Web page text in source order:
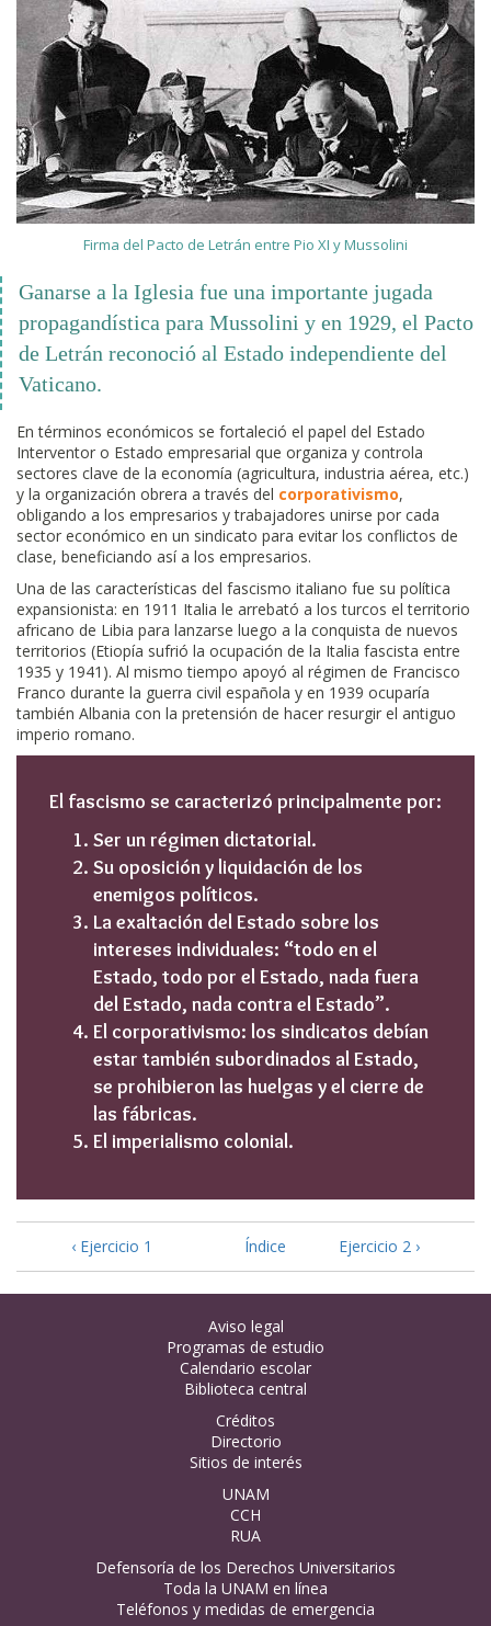
Firma del Pacto de Letrán entre Pio XI y Mussolini
Ganarse a la Iglesia fue una importante jugada
propagandística para Mussolini y en 1929, el Pacto
de Letrán reconoció al Estado independiente del
Vaticano.
En términos económicos se fortaleció el papel del Estado
Interventor o Estado empresarial que organiza y controla
sectores clave de la economía (agricultura, industria aérea, etc.)
y la organización obrera a través del corporativismo,
obligando a los empresarios y trabajadores unirse por cada
sector económico en un sindicato para evitar los conflictos de
clase, beneficiando así a los empresarios.
Una de las características del fascismo italiano fue su política
expansionista: en 1911 Italia le arrebató a los turcos el territorio
africano de Libia para lanzarse luego a la conquista de nuevos
territorios (Etiopía sufrió la ocupación de la Italia fascista entre
1935 y 1941). Al mismo tiempo apoyó al régimen de Francisco
Franco durante la guerra civil española y en 1939 ocuparía
también Albania con la pretensión de hacer resurgir el antiguo
imperio romano.
El fascismo se caracterizó principalmente por:
Ser un régimen dictatorial.
Su oposición y liquidación de los
enemigos políticos.
La exaltación del Estado sobre los
intereses individuales: “todo en el
Estado, todo por el Estado, nada fuera
del Estado, nada contra el Estado”.
El corporativismo: los sindicatos debían
estar también subordinados al Estado,
se prohibieron las huelgas y el cierre de
las fábricas.
El imperialismo colonial.
‹ Ejercicio 1 Índice Ejercicio 2 ›
Aviso legal
Programas de estudio
Calendario escolar
Biblioteca central
Créditos
Directorio
Sitios de interés
UNAM
CCH
RUA
Defensoría de los Derechos Universitarios
Toda la UNAM en línea
Teléfonos y medidas de emergencia